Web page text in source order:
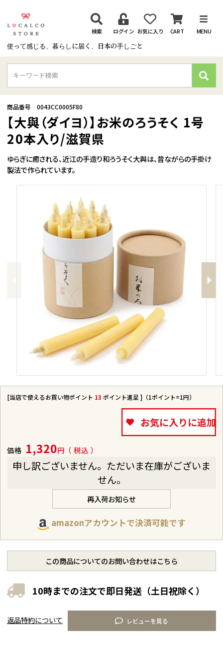
使って感じる、暮らしに届く、日本の手しごと
検索 ログイン お気に入り CART MENU
検
索
Previous
Next
ゆらぎに癒される、近江の手造り和ろうそく大與は、昔ながらの手掛け
製法で作られています。
【大與（ダイヨ）】お米のろうそく 1号
20本入り/滋賀県
商品番号 0043CC0005F80
[当店で使えるお買い物ポイント 13 ポイント進呈 ]（1ポイント=1円）
価格 1,320 税込
申し訳ございません。ただいま在庫がございま
せん。
お気に入りに追加
再入荷お知らせ
amazonアカウントで決済可能です
10時までの注文で即日発送（土日祝除く）
この商品についてのお問い合わせはこちら
レビューを見る
返品特約について